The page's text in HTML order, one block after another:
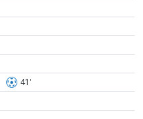
41'